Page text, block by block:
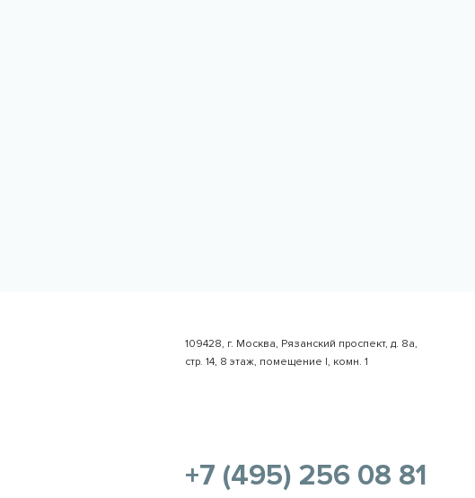
109428, г. Москва, Рязанский проспект, д. 8а,
стр. 14, 8 этаж, помещение I, комн. 1
+7 (495) 256 08 81